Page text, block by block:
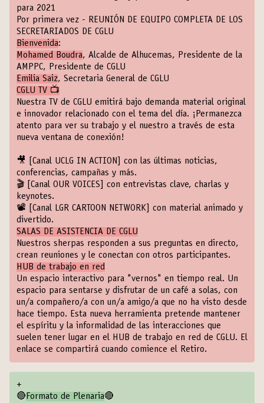
para 2021
Por primera vez - REUNIÓN DE EQUIPO COMPLETA DE LOS
SECRETARIADOS DE CGLU
Bienvenida:
Mohamed Boudra, Alcalde de Alhucemas, Presidente de la
AMPPC, Presidente de CGLU
Emilia Saiz, Secretaria General de CGLU
CGLU TV 📺
Nuestra TV de CGLU emitirá bajo demanda material original
e innovador relacionado con el tema del día. ¡Permanezca
atento para ver su trabajo y el nuestro a través de esta
nueva ventana de conexión!
🎥 [Canal UCLG IN ACTION]
con las últimas noticias,
conferencias, campañas y más.
🎬
[Canal OUR VOICES]
con entrevistas clave, charlas y
keynotes.
📽️
[Canal LGR CARTOON NETWORK]
con material animado y
divertido.
SALAS DE ASISTENCIA DE CGLU
Nuestros sherpas responden a sus preguntas en directo,
crean reuniones y le conectan con otros participantes.
HUB de trabajo en red
Un espacio interactivo para "vernos" en tiempo real. Un
espacio para sentarse y disfrutar de un café a solas, con
un/a compañero/a con un/a amigo/a que no ha visto desde
hace tiempo. Esta nueva herramienta pretende mantener
el espíritu y la informalidad de las interacciones que
suelen tener lugar en el HUB de trabajo en red de CGLU. El
enlace se compartirá cuando comience el Retiro.
+
🔴 Formato de Plenaria🔴